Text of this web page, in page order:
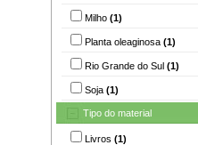
Milho (1)
Planta oleaginosa (1)
Rio Grande do Sul (1)
Soja (1)
Tipo do material
Livros (1)